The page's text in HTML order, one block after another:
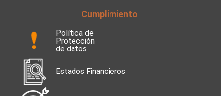
Cumplimiento
Política de
Protección
de datos
Estados Financieros